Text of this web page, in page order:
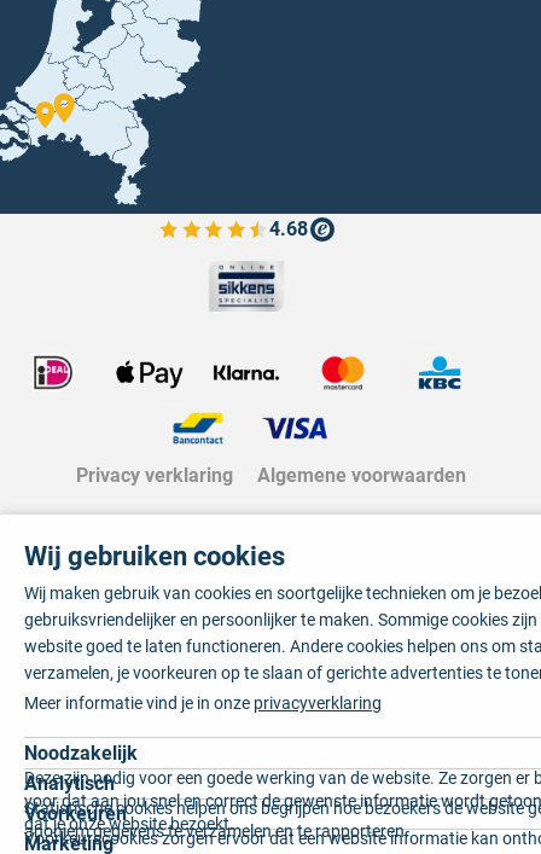
4.68
Bekijk de verfplaza beoordelingen
Privacy verklaring Algemene voorwaarden
Wij gebruiken cookies
Wij maken gebruik van cookies en soortgelijke technieken om je
gebruiksvriendelijker en persoonlijker te maken. Sommige cookies
website goed te laten functioneren. Andere cookies helpen ons om
verzamelen, je voorkeuren op te slaan of gerichte advertenties te
Meer informatie vind je in onze privacyverklaring
Noodzakelijk
Deze zijn nodig voor een goede werking van de website. Ze zorgen er
voor dat aan jou snel en correct de gewenste informatie wordt
dat je onze website bezoekt.
Analytisch
Statistische cookies helpen ons begrijpen hoe bezoekers de website
anoniem gegevens te verzamelen en te rapporteren.
Voorkeuren
Voorkeurscookies zorgen ervoor dat een website informatie kan
Marketing